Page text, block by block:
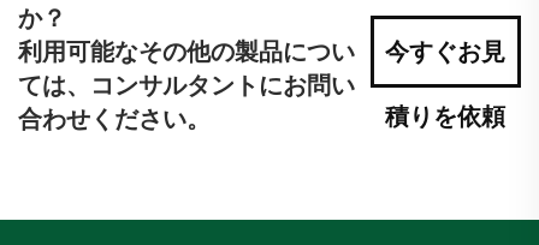
か？
利用可能なその他の製品につい
ては、コンサルタントにお問い
合わせください。
今すぐお見
積りを依頼